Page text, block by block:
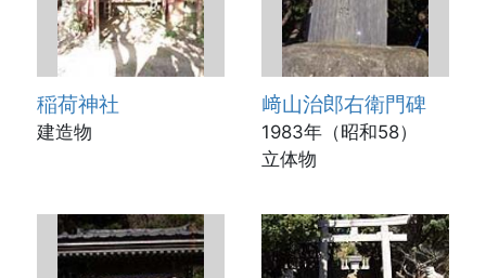
稲荷神社
建造物
﨑山治郎右衛門碑
1983年（昭和58）
立体物